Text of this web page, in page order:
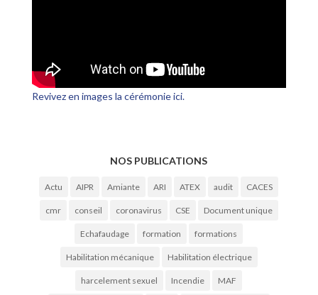
Revivez en images la cérémonie ici.
NOS PUBLICATIONS
Actu AIPR Amiante ARI ATEX audit CACES
cmr conseil coronavirus CSE Document unique
Echafaudage formation formations
Habilitation mécanique Habilitation électrique
harcelement sexuel Incendie MAF